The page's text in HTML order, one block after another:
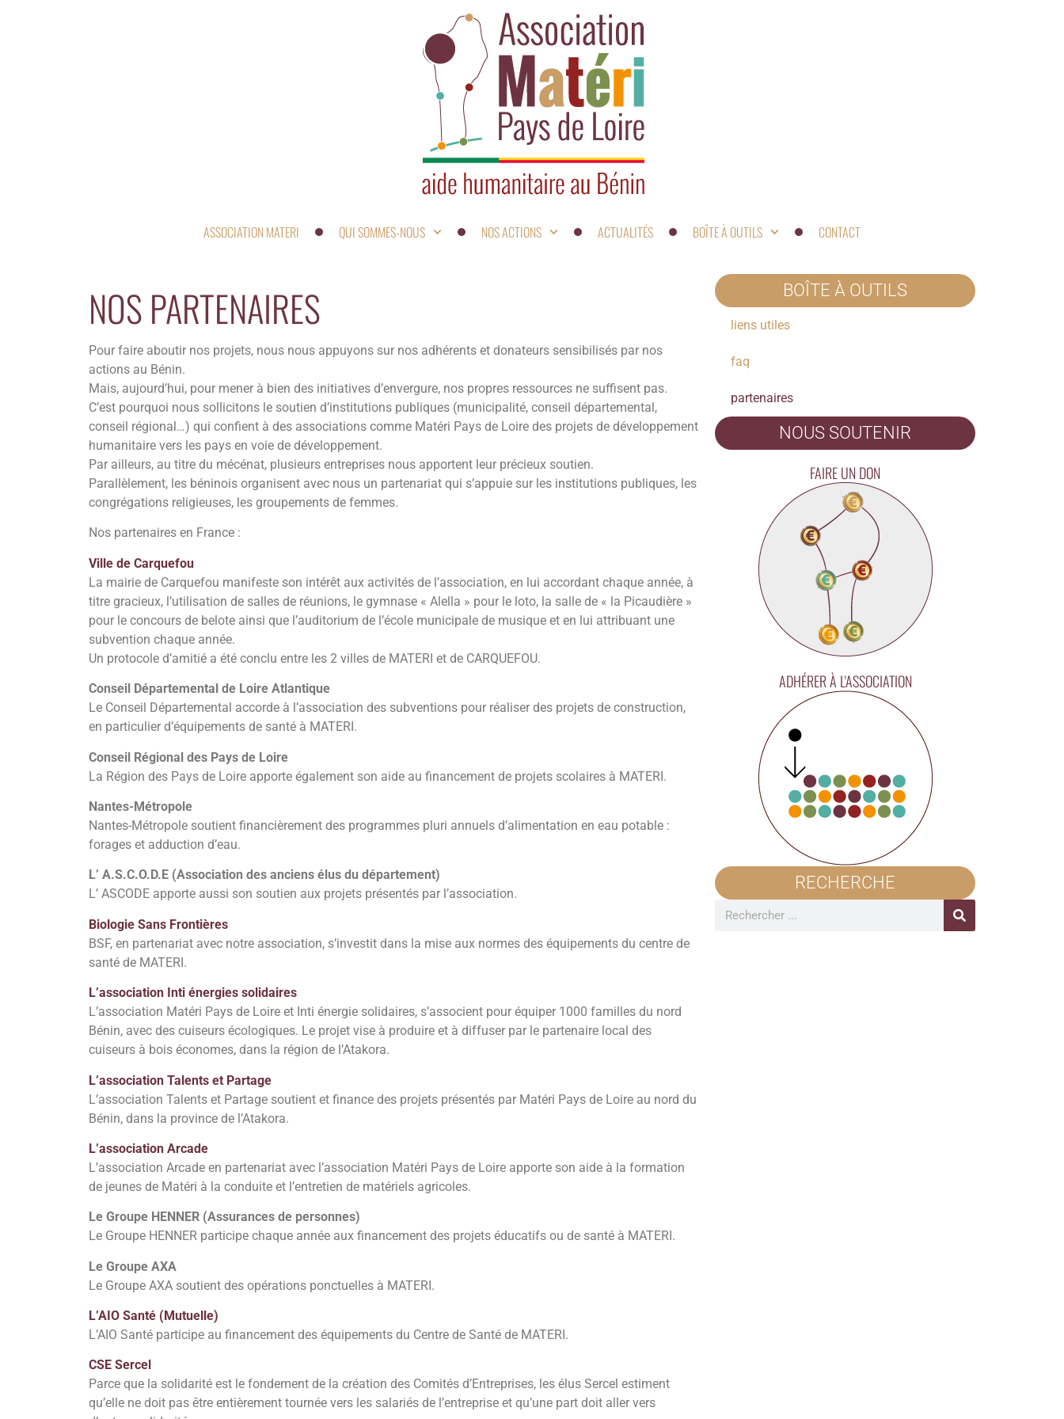
ASSOCIATION MATERI QUI SOMMES-NOUS NOS ACTIONS ACTUALITÉS BOÎTE À OUTILS CONTACT
NOS PARTENAIRES
Pour faire aboutir nos projets, nous nous appuyons sur nos adhérents et donateurs sensibilisés par nos
actions au Bénin.
Mais, aujourd’hui, pour mener à bien des initiatives d’envergure, nos propres ressources ne suffisent pas.
C’est pourquoi nous sollicitons le soutien d’institutions publiques (municipalité, conseil départemental,
conseil régional…) qui confient à des associations comme Matéri Pays de Loire des projets de développement
humanitaire vers les pays en voie de développement.
Par ailleurs, au titre du mécénat, plusieurs entreprises nous apportent leur précieux soutien.
Parallèlement, les béninois organisent avec nous un partenariat qui s’appuie sur les institutions publiques, les
congrégations religieuses, les groupements de femmes.
Nos partenaires en France :
Ville de Carquefou
La mairie de Carquefou manifeste son intérêt aux activités de l’association, en lui accordant chaque année, à
titre gracieux, l’utilisation de salles de réunions, le gymnase « Alella » pour le loto, la salle de « la Picaudière »
pour le concours de belote ainsi que l’auditorium de l’école municipale de musique et en lui attribuant une
subvention chaque année.
Un protocole d’amitié a été conclu entre les 2 villes de MATERI et de CARQUEFOU.
Conseil Départemental de Loire Atlantique
Le Conseil Départemental accorde à l’association des subventions pour réaliser des projets de construction,
en particulier d’équipements de santé à MATERI.
Conseil Régional des Pays de Loire
La Région des Pays de Loire apporte également son aide au financement de projets scolaires à MATERI.
Nantes-Métropole
Nantes-Métropole soutient financièrement des programmes pluri annuels d’alimentation en eau potable :
forages et adduction d’eau.
L’ A.S.C.O.D.E (Association des anciens élus du département)
L’ ASCODE apporte aussi son soutien aux projets présentés par l’association.
Biologie Sans Frontières
BSF, en partenariat avec notre association, s’investit dans la mise aux normes des équipements du centre de
santé de MATERI.
L’association Inti énergies solidaires
L’association Matéri Pays de Loire et Inti énergie solidaires, s’associent pour équiper 1000 familles du nord
Bénin, avec des cuiseurs écologiques. Le projet vise à produire et à diffuser par le partenaire local des
cuiseurs à bois économes, dans la région de l’Atakora.
L’association Talents et Partage
L’association Talents et Partage soutient et finance des projets présentés par Matéri Pays de Loire au nord du
Bénin, dans la province de l’Atakora.
L’association Arcade
L’association Arcade en partenariat avec l’association Matéri Pays de Loire apporte son aide à la formation
de jeunes de Matéri à la conduite et l’entretien de matériels agricoles.
Le Groupe HENNER (Assurances de personnes)
Le Groupe HENNER participe chaque année aux financement des projets éducatifs ou de santé à MATERI.
Le Groupe AXA
Le Groupe AXA soutient des opérations ponctuelles à MATERI.
L’AIO Santé (Mutuelle)
L’AIO Santé participe au financement des équipements du Centre de Santé de MATERI.
CSE Sercel
Parce que la solidarité est le fondement de la création des Comités d’Entreprises, les élus Sercel estiment
qu’elle ne doit pas être entièrement tournée vers les salariés de l’entreprise et qu’une part doit aller vers
BOÎTE À OUTILS
liens utiles
faq
partenaires
NOUS SOUTENIR
FAIRE UN DON
ADHÉRER À L'ASSOCIATION
RECHERCHE